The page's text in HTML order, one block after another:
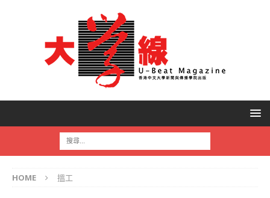
HOME 搵工